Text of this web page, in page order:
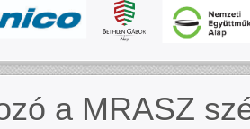
a MRASZ